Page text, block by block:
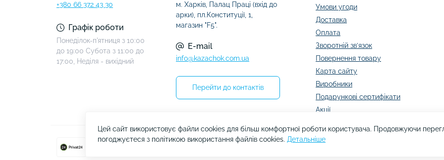
+380 66 372 43 30
Графік роботи
Понеділок-п'ятниця з 10:00
до 19:00 Субота з 11:00 до
17:00, Неділя - вихідний
м. Харків, Палац Праці (вхід до
арки), пл.Конституції, 1,
магазин "F5".
E-mail
info@kazachok.com.ua
Перейти до контактів
Умови угоди
Доставка
Оплата
Зворотній зв’язок
Повернення товару
Карта сайту
Виробники
Подарункові сертифікати
Акції
Цей сайт використовує файли cookies для більш комфортної роботи користувача. Продовжуючи
погоджуєтеся з політикою використання файлів cookies. Детальніше